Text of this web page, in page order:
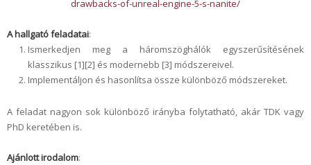
drawbacks-of-unreal-engine-5-s-nanite/
A hallgató feladatai:
Ismerkedjen meg a háromszöghálók egyszerűsítésének
klasszikus [1][2] és modernebb [3] módszereivel.
Implementáljon és hasonlítsa össze különböző módszereket.
A feladat nagyon sok különböző irányba folytatható, akár TDK vagy
PhD keretében is.
Ajánlott irodalom: